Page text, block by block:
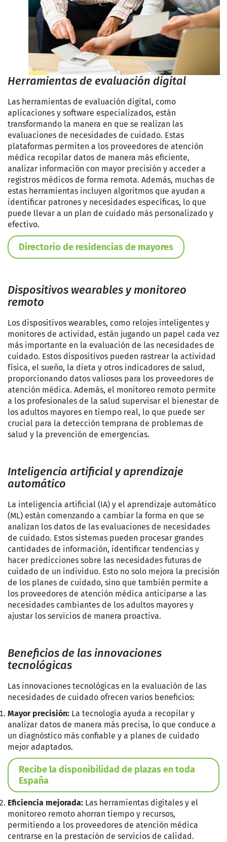
Herramientas de evaluación digital
Las herramientas de evaluación digital, como
aplicaciones y software especializados, están
transformando la manera en que se realizan las
evaluaciones de necesidades de cuidado. Estas
plataformas permiten a los proveedores de atención
médica recopilar datos de manera más eficiente,
analizar información con mayor precisión y acceder a
registros médicos de forma remota. Además, muchas de
estas herramientas incluyen algoritmos que ayudan a
identificar patrones y necesidades específicas, lo que
puede llevar a un plan de cuidado más personalizado y
efectivo.
Directorio de residencias de mayores
Dispositivos wearables y monitoreo
remoto
Los dispositivos wearables, como relojes inteligentes y
monitores de actividad, están jugando un papel cada vez
más importante en la evaluación de las necesidades de
cuidado. Estos dispositivos pueden rastrear la actividad
física, el sueño, la dieta y otros indicadores de salud,
proporcionando datos valiosos para los proveedores de
atención médica. Además, el monitoreo remoto permite
a los profesionales de la salud supervisar el bienestar de
los adultos mayores en tiempo real, lo que puede ser
crucial para la detección temprana de problemas de
salud y la prevención de emergencias.
Inteligencia artificial y aprendizaje
automático
La inteligencia artificial (IA) y el aprendizaje automático
(ML) están comenzando a cambiar la forma en que se
analizan los datos de las evaluaciones de necesidades
de cuidado. Estos sistemas pueden procesar grandes
cantidades de información, identificar tendencias y
hacer predicciones sobre las necesidades futuras de
cuidado de un individuo. Esto no solo mejora la precisión
de los planes de cuidado, sino que también permite a
los proveedores de atención médica anticiparse a las
necesidades cambiantes de los adultos mayores y
ajustar los servicios de manera proactiva.
Beneficios de las innovaciones
tecnológicas
Las innovaciones tecnológicas en la evaluación de las
necesidades de cuidado ofrecen varios beneficios:
Mayor precisión: La tecnología ayuda a recopilar y
analizar datos de manera más precisa, lo que conduce a
un diagnóstico más confiable y a planes de cuidado
mejor adaptados.
Recibe la disponibilidad de plazas en toda
España
Eficiencia mejorada: Las herramientas digitales y el
monitoreo remoto ahorran tiempo y recursos,
permitiendo a los proveedores de atención médica
centrarse en la prestación de servicios de calidad.